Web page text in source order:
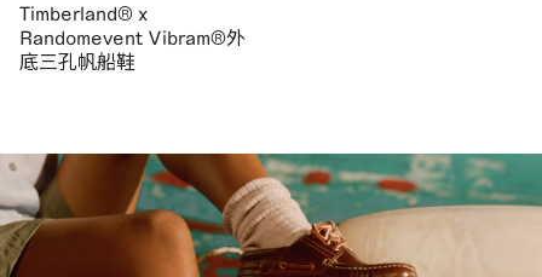
Timberland® x
Randomevent Vibram®外
底三孔帆船鞋